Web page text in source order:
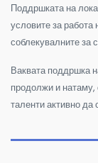
Поддршката на
условите за работа
соблекувалните за
Ваквата поддршка
продолжи и натаму,
таленти активно да